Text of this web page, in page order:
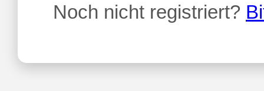
Noch nicht registriert?